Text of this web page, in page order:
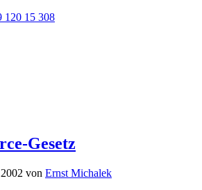
120 15 308
Gesetz
von Ernst Michalek